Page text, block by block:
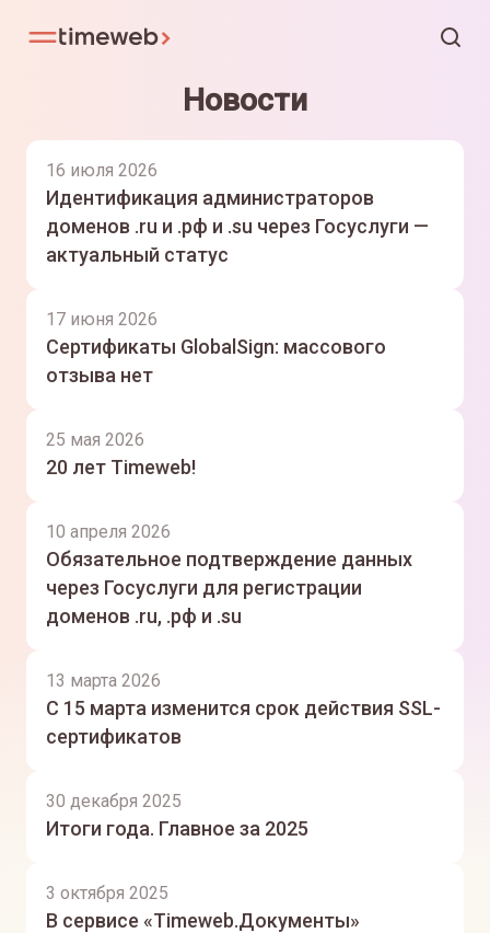
Новости
16 июля 2026
Идентификация администраторов
доменов .ru и .рф и .su через Госуслуги —
актуальный статус
17 июня 2026
Сертификаты GlobalSign: массового
отзыва нет
25 мая 2026
20 лет Timeweb!
10 апреля 2026
Обязательное подтверждение данных
через Госуслуги для регистрации
доменов .ru, .рф и .su
13 марта 2026
С 15 марта изменится срок действия SSL-
сертификатов
30 декабря 2025
Итоги года. Главное за 2025
3 октября 2025
В сервисе «Timeweb.Документы»